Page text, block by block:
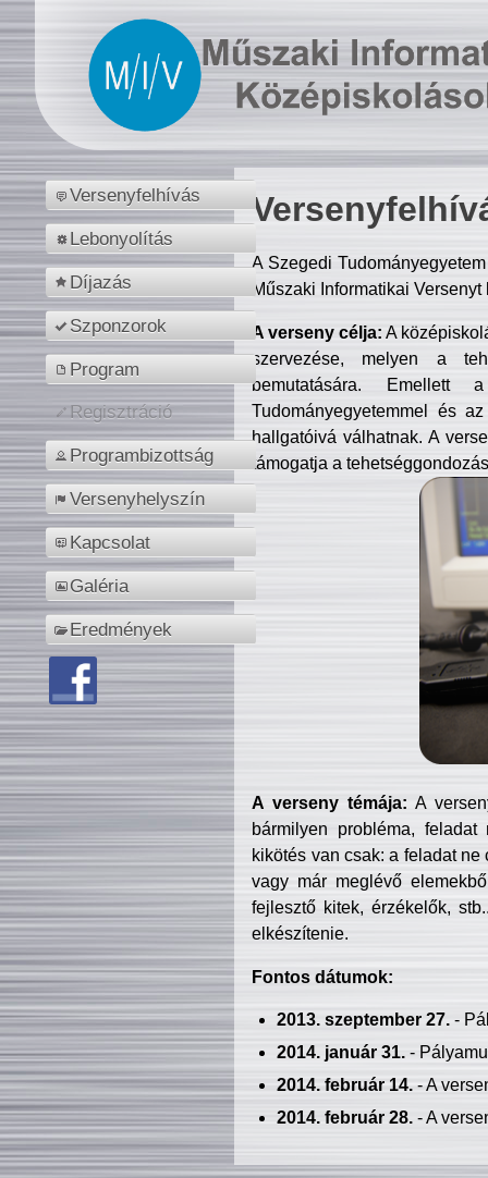
Versenyfelhívás
Lebonyolítás
Díjazás
Szponzorok
Program
Regisztráció
Programbizottság
Versenyhelyszín
Kapcsolat
Galéria
Eredmények
A Szegedi
Műszaki Informatikai
A verseny célja: A
szervezése, melyen a
bemutatására. Emellett
Tudományegyetemmel és
hallgatóivá válhatnak. A
támogatja a
A verseny témája: A
bármilyen probléma, feladat
kikötés van csak: a feladat
vagy már meglévő
fejlesztő kitek, érzékelők,
elkészítenie.
Fontos dátumok:
2013. szeptember 27.-
2014. január 31.-
2014. február 14.- A
2014. február 28.- A